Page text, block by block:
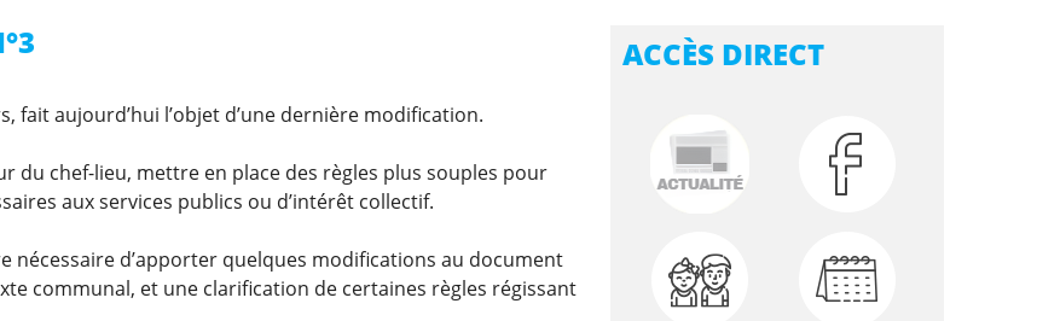
fait aujourd’hui l’objet d’une dernière modification.
du chef-lieu, mettre en place des règles plus souples pour
aux services publics ou d’intérêt collectif.
nécessaire d’apporter quelques modifications au document
communal, et une clarification de certaines règles régissant
ACCÈS DIRECT